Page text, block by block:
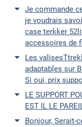
Je commande
je voudrais
case terkker
accessoires de
Les
adaptables sur
Si oui, prix
LE SUPPORT
EST IL LE
Bonjour, Serait-